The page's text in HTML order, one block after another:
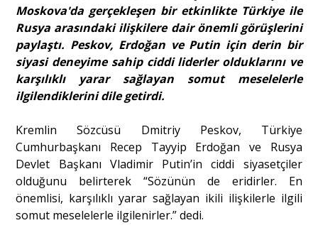
Dünya
Yorum - Analiz
Yazı Dizisi
Portre
Moskova'da gerçekleşen bir etkinlikte Türkiye ile
Rusya arasındaki ilişkilere dair önemli görüşlerini
paylaştı. Peskov, Erdoğan ve Putin için derin bir
siyasi deneyime sahip ciddi liderler olduklarını ve
karşılıklı yarar sağlayan somut meselelerle
ilgilendiklerini dile getirdi.
Kremlin Sözcüsü Dmitriy Peskov, Türkiye
Cumhurbaşkanı Recep Tayyip Erdoğan ve Rusya
Devlet Başkanı Vladimir Putin’in ciddi siyasetçiler
olduğunu belirterek “Sözünün de eridirler. En
önemlisi, karşılıklı yarar sağlayan ikili ilişkilerle ilgili
somut meselelerle ilgilenirler.” dedi.